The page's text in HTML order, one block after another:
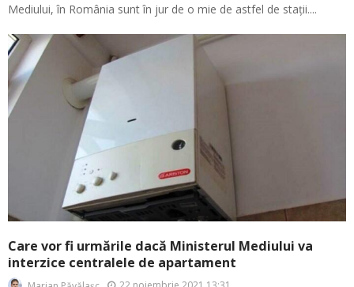
Mediului, în România sunt în jur de o mie de astfel de stații....
Care vor fi urmările dacă Ministerul Mediului va
interzice centralele de apartament